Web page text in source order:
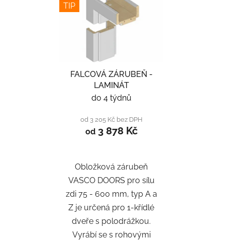
TIP
FALCOVÁ ZÁRUBEŇ -
LAMINÁT
do 4 týdnů
od 3 205 Kč bez DPH
od3 878 Kč
Obložková zárubeň
VASCO DOORS pro sílu
zdi 75 - 600 mm, typ A a
Z je určená pro 1-křídlé
dveře s polodrážkou.
Vyrábí se s rohovými